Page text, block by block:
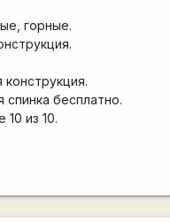
горные.
бесплатно.
из 10.